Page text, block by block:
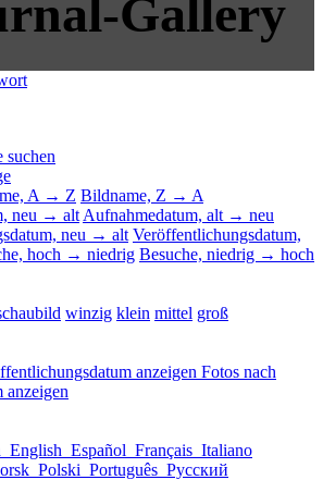
Gallery
suchen
A → Z Bildname, Z → A
neu → alt Aufnahmedatum, alt → neu
neu → alt Veröffentlichungsdatum,
hoch → niedrig Besuche, niedrig → hoch
winzig klein mittel groß
anzeigen Fotos nach
anzeigen
English Español Français Italiano
Polski Português Русский